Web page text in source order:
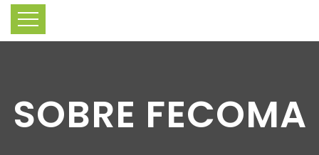
SOBRE FECOMA